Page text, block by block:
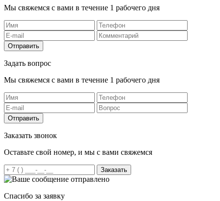
Мы свяжемся с вами в течение 1 рабочего дня
Отправить
Задать вопрос
Мы свяжемся с вами в течение 1 рабочего дня
Отправить
Заказать звонок
Оставьте свой номер, и мы с вами свяжемся
Заказать
Спасибо за заявку